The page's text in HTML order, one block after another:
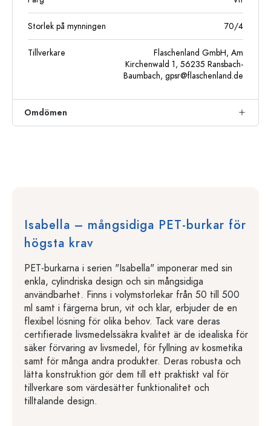
Storlek på mynningen 70/4
Tillverkare
Flaschenland GmbH, Am
Kirchenwald 1, 56235 Ransbach-
Baumbach, gpsr@flaschenland.de
Omdömen
Isabella – mångsidiga PET-burkar för
högsta krav
PET-burkarna i serien "Isabella" imponerar med sin
enkla, cylindriska design och sin mångsidiga
användbarhet. Finns i volymstorlekar från 50 till 500
ml samt i färgerna brun, vit och klar, erbjuder de en
flexibel lösning för olika behov. Tack vare deras
certifierade livsmedelssäkra kvalitet är de idealiska för
säker förvaring av livsmedel, för fyllning av kosmetika
samt för många andra produkter. Deras robusta och
lätta konstruktion gör dem till ett praktiskt val för
tillverkare som värdesätter funktionalitet och
tilltalande design.